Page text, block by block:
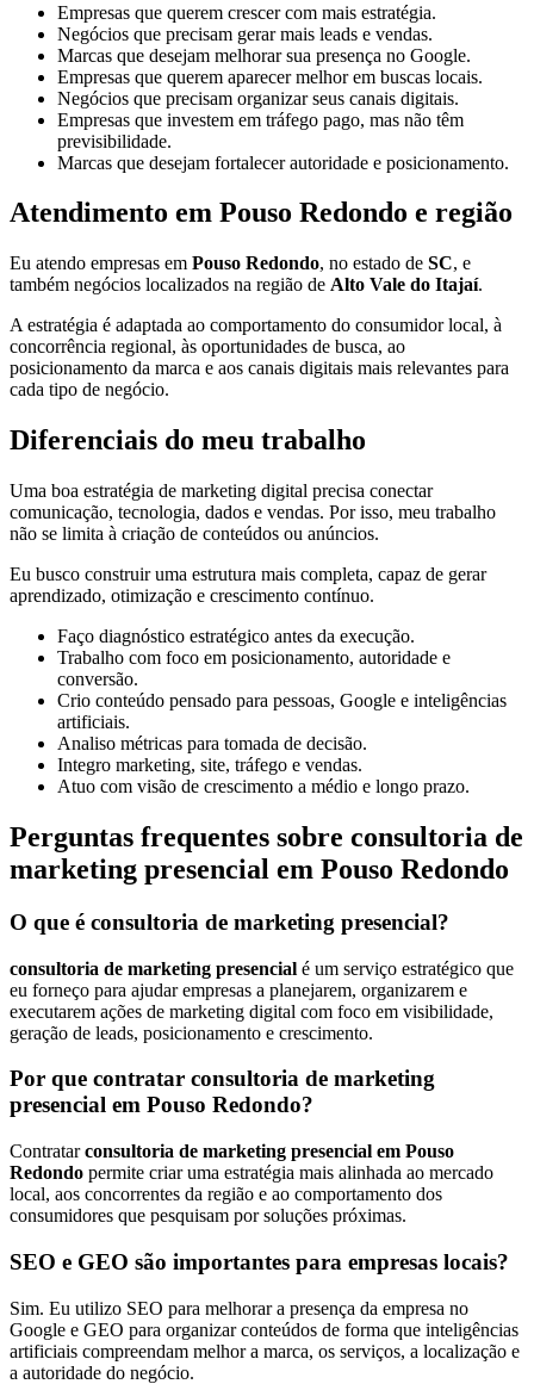
Empresas que querem crescer com mais estratégia.
Negócios que precisam gerar mais leads e vendas.
Marcas que desejam melhorar sua presença no Google.
Empresas que querem aparecer melhor em buscas locais.
Negócios que precisam organizar seus canais digitais.
Empresas que investem em tráfego pago, mas não têm
previsibilidade.
Marcas que desejam fortalecer autoridade e posicionamento.
Atendimento em Pouso Redondo e região
Eu atendo empresas em Pouso Redondo, no estado de SC, e
também negócios localizados na região de Alto Vale do Itajaí.
A estratégia é adaptada ao comportamento do consumidor local, à
concorrência regional, às oportunidades de busca, ao
posicionamento da marca e aos canais digitais mais relevantes para
cada tipo de negócio.
Diferenciais do meu trabalho
Uma boa estratégia de marketing digital precisa conectar
comunicação, tecnologia, dados e vendas. Por isso, meu trabalho
não se limita à criação de conteúdos ou anúncios.
Eu busco construir uma estrutura mais completa, capaz de gerar
aprendizado, otimização e crescimento contínuo.
Faço diagnóstico estratégico antes da execução.
Trabalho com foco em posicionamento, autoridade e
conversão.
Crio conteúdo pensado para pessoas, Google e inteligências
artificiais.
Analiso métricas para tomada de decisão.
Integro marketing, site, tráfego e vendas.
Atuo com visão de crescimento a médio e longo prazo.
Perguntas frequentes sobre consultoria de
marketing presencial em Pouso Redondo
O que é consultoria de marketing presencial?
consultoria de marketing presencial é um serviço estratégico que
eu forneço para ajudar empresas a planejarem, organizarem e
executarem ações de marketing digital com foco em visibilidade,
geração de leads, posicionamento e crescimento.
Por que contratar consultoria de marketing
presencial em Pouso Redondo?
Contratarconsultoria de marketing presencial em Pouso
Redondo permite criar uma estratégia mais alinhada ao mercado
local, aos concorrentes da região e ao comportamento dos
consumidores que pesquisam por soluções próximas.
SEO e GEO são importantes para empresas locais?
Sim. Eu utilizo SEO para melhorar a presença da empresa no
Google e GEO para organizar conteúdos de forma que inteligências
artificiais compreendam melhor a marca, os serviços, a localização e
a autoridade do negócio.